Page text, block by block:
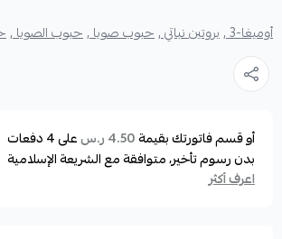
أوميغا-3 , بروتين نباتي ,حبوب صويا ,حبوب الصويا ,
أو قسم فاتورتك بقيمة4.50 ر.س على4دفعات
بدون رسوم تأخير، متوافقة مع الشريعة الإسلامية
اعرف أكثر